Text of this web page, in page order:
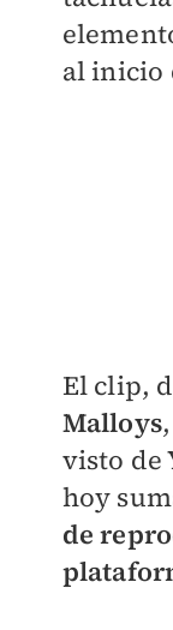
al inicio
El clip,
Malloys,
visto de
hoy
de